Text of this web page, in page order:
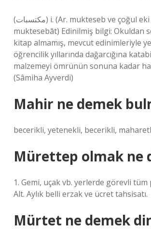
(ﻣﻜﺘﺴﺒﺎﺕ) i. (Ar. mukteseb ve çoğul eki -āt ile
muktesebāt) Edinilmiş bilgi: Okuldan
kitap almamış, mevcut edinimleriyle
öğrencilik yıllarında dağarcığına
malzemeyi ömrünün sonuna kadar
(Sâmiha Ayverdi)
Mahir ne demek
becerikli, yetenekli, becerikli,
Mürettep olmak ne
1. Gemi, uçak vb. yerlerde görevli tüm
Alt. Aylık belli erzak ve ücret tahsisatı.
Mürtet ne demek